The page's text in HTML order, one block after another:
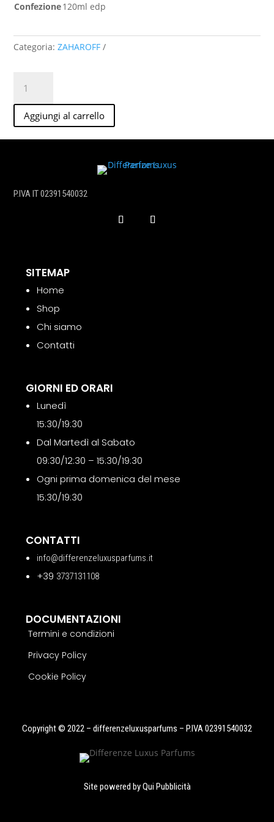
Confezione120ml edp
Categoria:ZAHAROFF
Eau
de
Parfum
Aggiungi al carrello
P.IVA IT 02391540032
SITEMAP
Home
Shop
Chi siamo
Contatti
GIORNI ED ORARI
Lunedì
15:30/19:30
Dal Martedì al Sabato
09:30/12:30 – 15:30/19:30
Ogni prima domenica del mese
15:30/19:30
CONTATTI
info@differenzeluxusparfums.it
+39 3737131108
DOCUMENTAZIONI
Termini e condizioni
Privacy Policy
Cookie Policy
Copyright © 2022 – differenzeluxusparfums – P.IVA 02391540032
Site powered byQui Pubblicità